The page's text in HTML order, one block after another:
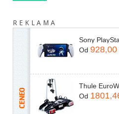
R E K L A M A
Sony
Od
Thule
Od